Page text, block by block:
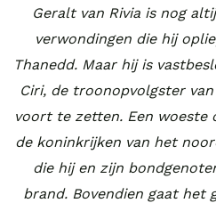
Geralt van Rivia is nog
verwondingen die hij
Thanedd. Maar hij is
Ciri, de troonopvolgster
voort te zetten. Een
de koninkrijken van het
die hij en zijn
brand. Bovendien gaat het